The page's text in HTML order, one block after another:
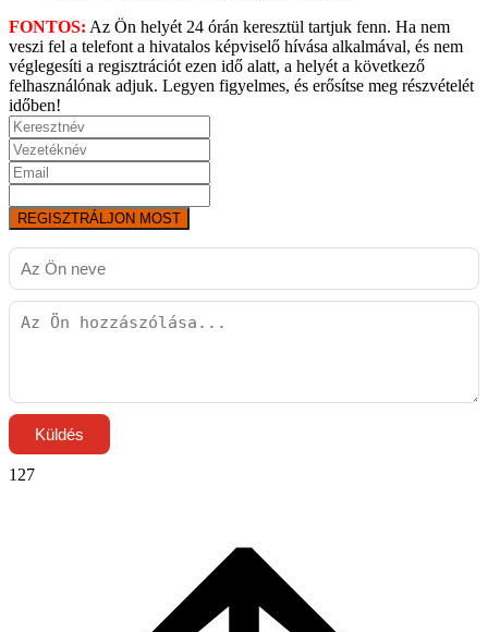
FONTOS: Az Ön helyét 24 órán keresztül tartjuk fenn. Ha nem
veszi fel a telefont a hivatalos képviselő hívása alkalmával, és nem
véglegesíti a regisztrációt ezen idő alatt, a helyét a következő
felhasználónak adjuk. Legyen figyelmes, és erősítse meg részvételét
időben!
REGISZTRÁLJON MOST
Küldés
127